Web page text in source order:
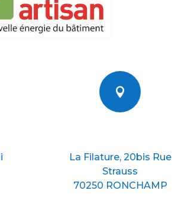

La Filature, 20bis Rue
Strauss
70250 RONCHAMP